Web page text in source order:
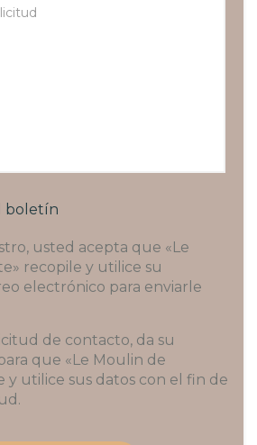
boletín
usted acepta que «Le
recopile y utilice su
electrónico para enviarle
de contacto, da su
que «Le Moulin de
y utilice sus datos con el fin de